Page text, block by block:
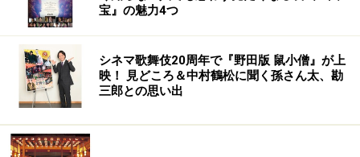
宝』の魅力4つ
シネマ歌舞伎20周年で『野田版 鼠小僧』が上
映！ 見どころ＆中村鶴松に聞く孫さん太、勘
三郎との思い出